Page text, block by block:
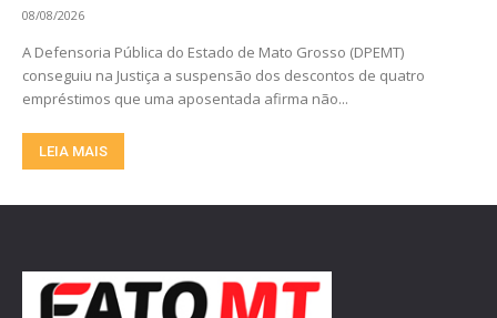
08/08/2026
A Defensoria Pública do Estado de Mato Grosso (DPEMT)
conseguiu na Justiça a suspensão dos descontos de quatro
empréstimos que uma aposentada afirma não...
LEIA MAIS